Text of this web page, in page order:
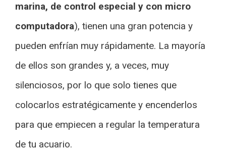
marina, de control especial y con micro
computadora), tienen una gran potencia y
pueden enfrían muy rápidamente. La mayoría
de ellos son grandes y, a veces, muy
silenciosos, por lo que solo tienes que
colocarlos estratégicamente y encenderlos
para que empiecen a regular la temperatura
de tu acuario.